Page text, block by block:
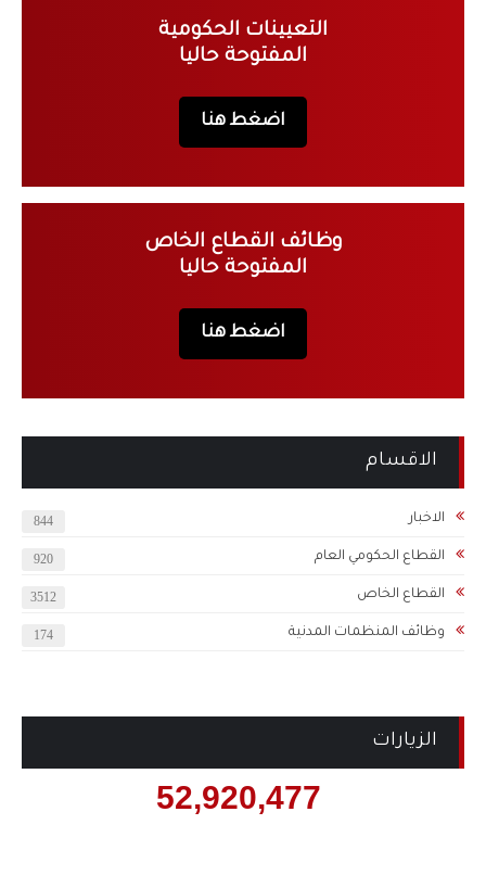
التعيينات الحكومية
المفتوحة حاليا
اضغط هنا
وظائف القطاع الخاص
المفتوحة حاليا
اضغط هنا
الاقسام
الاخبار 844
القطاع الحكومي العام 920
القطاع الخاص 3512
وظائف المنظمات المدنية 174
الزيارات
52,920,477